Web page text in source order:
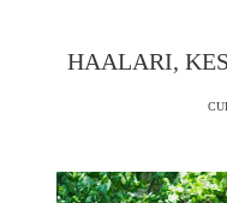
HAALARI,